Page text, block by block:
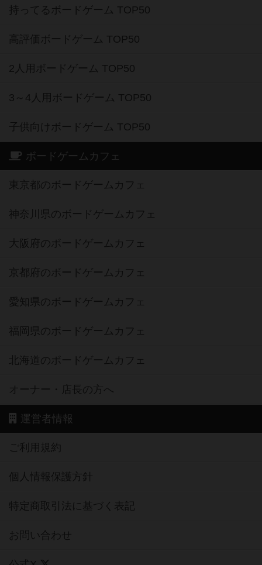
持ってるボードゲーム TOP50
高評価ボードゲーム TOP50
2人用ボードゲーム TOP50
3～4人用ボードゲーム TOP50
子供向けボードゲーム TOP50
ボードゲームカフェ
東京都のボードゲームカフェ
神奈川県のボードゲームカフェ
大阪府のボードゲームカフェ
京都府のボードゲームカフェ
愛知県のボードゲームカフェ
福岡県のボードゲームカフェ
北海道のボードゲームカフェ
オーナー・店長の方へ
運営者情報
ご利用規約
個人情報保護方針
特定商取引法に基づく表記
お問い合わせ